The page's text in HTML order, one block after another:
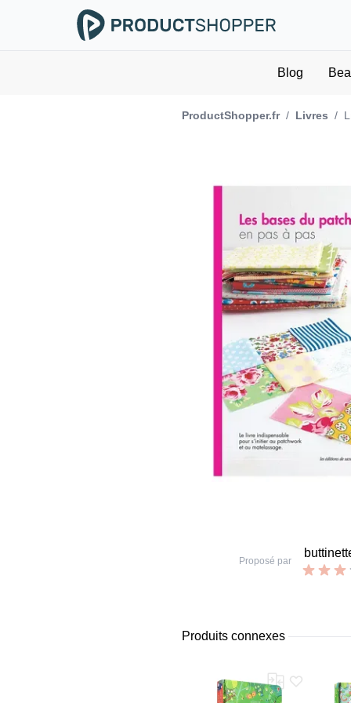
Blog
ProductShopper.fr / Livres /
Proposé par
Produits connexes